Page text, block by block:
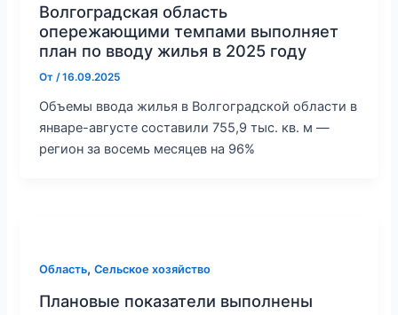
Волгоградская область
опережающими темпами выполняет
план по вводу жилья в 2025 году
От /16.09.2025
Объемы ввода жилья в Волгоградской области в
январе-августе составили 755,9 тыс. кв. м —
регион за восемь месяцев на 96%
Область,Сельское хозяйство
Плановые показатели выполнены